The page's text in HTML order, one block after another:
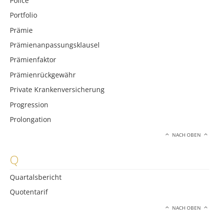
Portfolio
Prämie
Prämienanpassungsklausel
Prämienfaktor
Prämienrückgewähr
Private Krankenversicherung
Progression
Prolongation
NACH OBEN
Q
Quartalsbericht
Quotentarif
NACH OBEN